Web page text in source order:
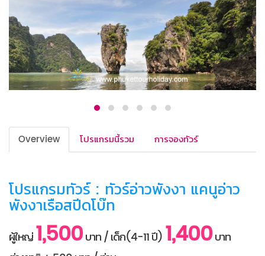
Overview โปรแกรมนี้รวม การจองทัวร์
โปรแกรมทัวร์ : ทัวร์อ่าวพังงา แคนูอ่าว
พังงาเรือสปีดโบ๊ท
ผู้ใหญ่1,500บาท / เด็ก(4-11 ปี) 1,400บาท